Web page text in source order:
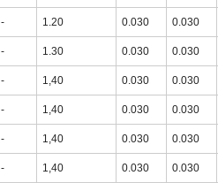
- 1.20 0.030 0.030
- 1.30 0.030 0.030
- 1,40 0.030 0.030
- 1,40 0.030 0.030
- 1,40 0.030 0.030
- 1,40 0.030 0.030